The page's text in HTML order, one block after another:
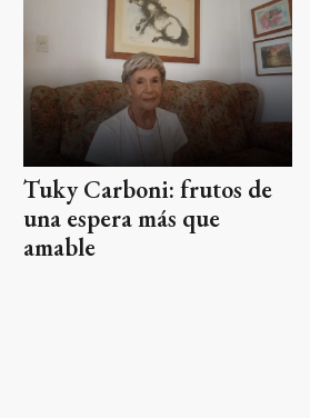
Tuky Carboni: frutos de
una espera más que
amable